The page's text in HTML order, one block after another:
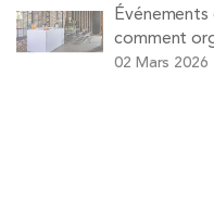
comment
durables
02 Mars 2026